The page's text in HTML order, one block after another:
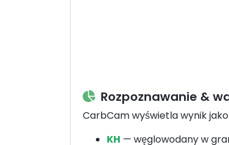
Rozpoznawanie &
CarbCam wyświetla wynik
KH — węglowodany w